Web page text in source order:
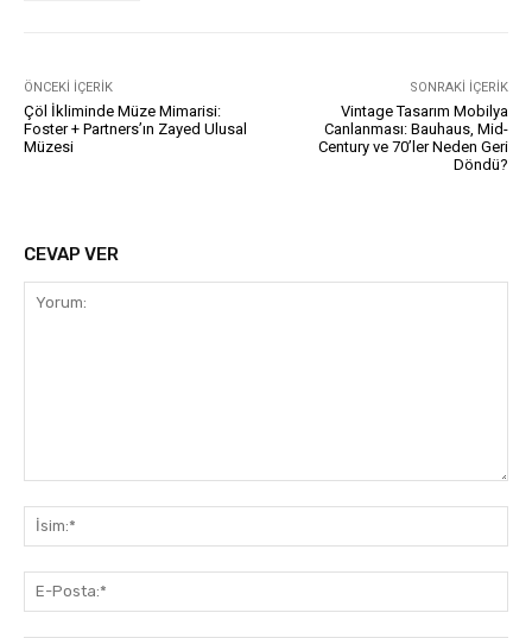
ÖNCEKI İÇERIK
Çöl İkliminde Müze Mimarisi:
Foster + Partners’ın Zayed Ulusal
Müzesi
SONRAKI İÇERIK
Vintage Tasarım Mobilya
Canlanması: Bauhaus, Mid-
Century ve 70’ler Neden Geri
Döndü?
CEVAP VER